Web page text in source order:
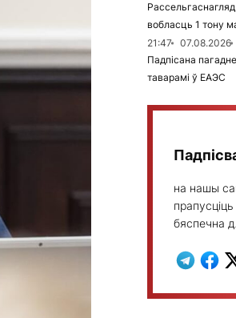
вобласць 1 тону
21:47
07.08.2026
Падпісана
таварамі ў ЕАЭС
на нашы
бяспечна